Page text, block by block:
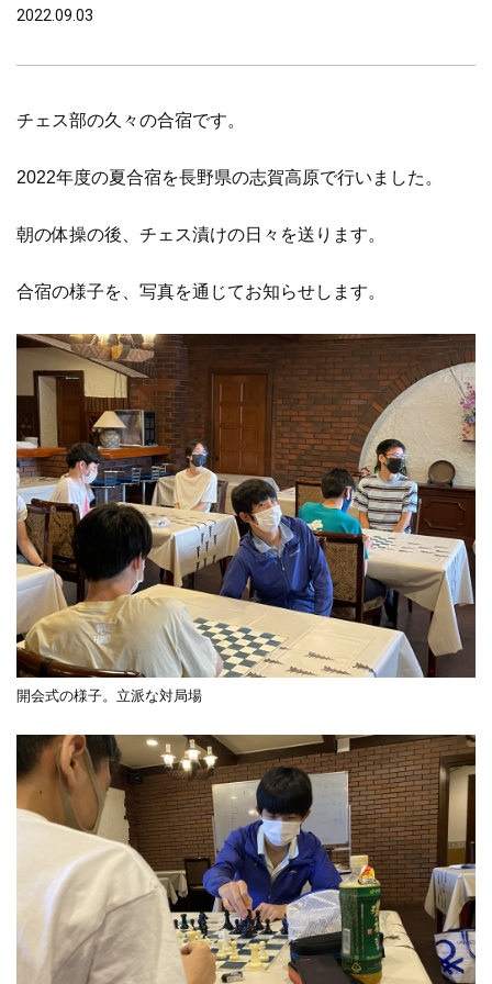
2022.09.03
チェス部の久々の合宿です。
2022年度の夏合宿を長野県の志賀高原で行いました。
朝の体操の後、チェス漬けの日々を送ります。
合宿の様子を、写真を通じてお知らせします。
開会式の様子。立派な対局場